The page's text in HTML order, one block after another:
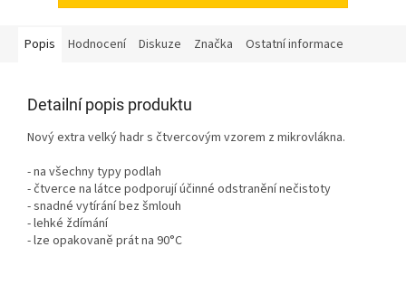
Popis Hodnocení Diskuze Značka Ostatní informace
Detailní popis produktu
Nový extra velký hadr s čtvercovým vzorem z mikrovlákna.
- na všechny typy podlah
- čtverce na látce podporují účinné odstranění nečistoty
- snadné vytírání bez šmlouh
- lehké ždímání
- lze opakovaně prát na 90°C